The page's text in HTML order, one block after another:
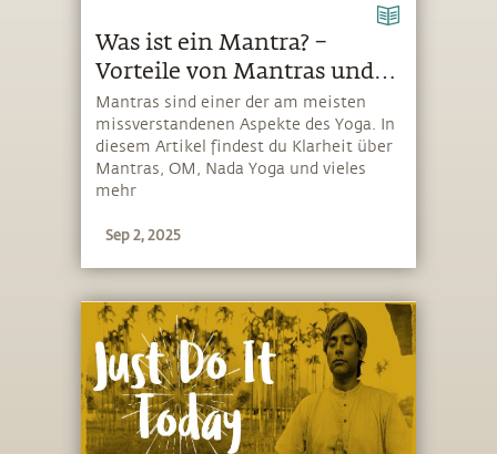
Was ist ein Mantra? –
Vorteile von Mantras und
die Wissenschaft dahinter
Mantras sind einer der am meisten
missverstandenen Aspekte des Yoga. In
diesem Artikel findest du Klarheit über
Mantras, OM, Nada Yoga und vieles
mehr
Sep 2, 2025